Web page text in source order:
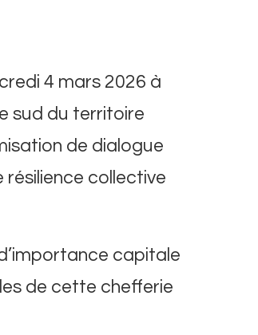
4 mars 2026 à
sud du territoire
de dialogue
collective
capitale
de cette chefferie